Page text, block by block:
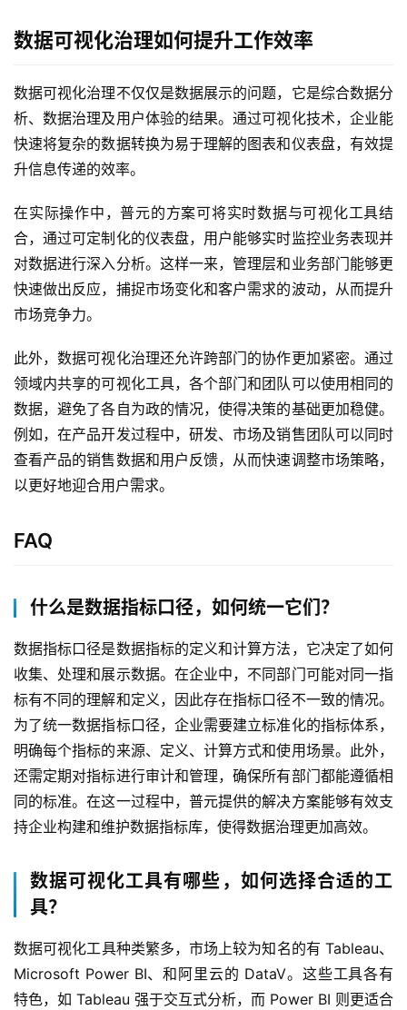
产
解
决
方
案
生
态
与
合
作
务
与
支
持
了
元
联
我
们
数据可视化治理如何提升工作效率
数据可视化治理不仅仅是数据展示的问题，它是综合数据分
析、数据治理及用户体验的结果。通过可视化技术，企业能
快速将复杂的数据转换为易于理解的图表和仪表盘，有效提
升信息传递的效率。
在实际操作中，普元的方案可将实时数据与可视化工具结
合，通过可定制化的仪表盘，用户能够实时监控业务表现并
对数据进行深入分析。这样一来，管理层和业务部门能够更
快速做出反应，捕捉市场变化和客户需求的波动，从而提升
市场竞争力。
此外，数据可视化治理还允许跨部门的协作更加紧密。通过
领域内共享的可视化工具，各个部门和团队可以使用相同的
数据，避免了各自为政的情况，使得决策的基础更加稳健。
例如，在产品开发过程中，研发、市场及销售团队可以同时
查看产品的销售数据和用户反馈，从而快速调整市场策略，
以更好地迎合用户需求。
FAQ
什么是数据指标口径，如何统一它们？
数据指标口径是数据指标的定义和计算方法，它决定了如何
收集、处理和展示数据。在企业中，不同部门可能对同一指
标有不同的理解和定义，因此存在指标口径不一致的情况。
为了统一数据指标口径，企业需要建立标准化的指标体系，
明确每个指标的来源、定义、计算方式和使用场景。此外，
还需定期对指标进行审计和管理，确保所有部门都能遵循相
同的标准。在这一过程中，普元提供的解决方案能够有效支
持企业构建和维护数据指标库，使得数据治理更加高效。
数据可视化工具有哪些，如何选择合适的工
具？
数据可视化工具种类繁多，市场上较为知名的有 Tableau、
Microsoft Power BI、和阿里云的 DataV。这些工具各有
特色，如 Tableau 强于交互式分析，而 Power BI 则更适合